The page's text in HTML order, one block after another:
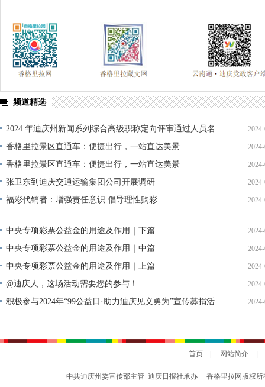
频道精选
2024 年迪庆州新闻系列综合高级职称定向评审通过人员名
单公示
香格里拉景区直通车：便捷出行，一站直达美景
香格里拉景区直通车：便捷出行，一站直达美景
张卫东到迪庆交通运输集团公司开展调研
福彩代销者：增强责任意识 倡导理性购彩
中央专项彩票公益金的用途及作用｜下篇
中央专项彩票公益金的用途及作用｜中篇
中央专项彩票公益金的用途及作用｜上篇
@迪庆人，这场活动需要您的参与！
积极参与2024年“99公益日·助力迪庆见义勇为”宣传募捐活
动倡议书